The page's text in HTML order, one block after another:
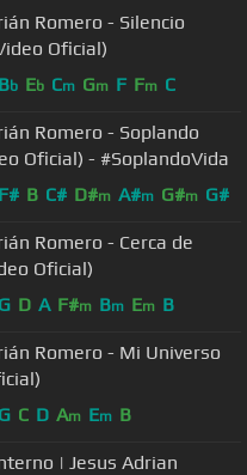
Romero - Silencio
Oficial)
Bb Eb Cm Gm F Fm C
Romero - Soplando
Oficial) - #SoplandoVida
F# B C# D#m A#m G#m G#
Romero - Cerca de
Oficial)
G D A F#m Bm Em B
Romero - Mi Universo
G C D Am Em B
| Jesus Adrian